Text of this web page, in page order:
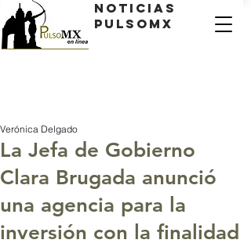
Noticias
PulsoMX
La Jefa de Gobierno
Clara Brugada anunció
una agencia para la
inversión con la finalidad
Verónica Delgado